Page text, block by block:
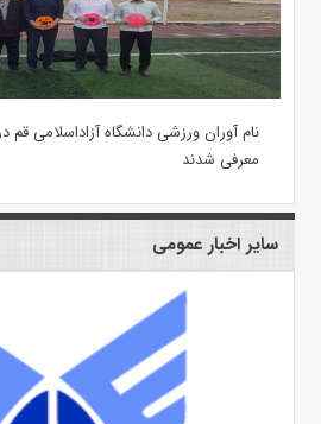
نام آوران ورزشی دانشگاه آزاداسلامی
معرفی شدند
سایر اخبار عمومی